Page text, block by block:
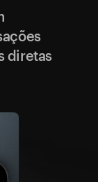
diretas